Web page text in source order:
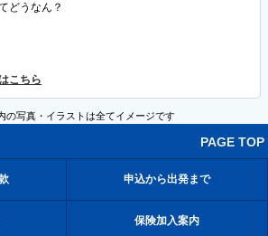
どうなん？
こちら
PAGE TOP
の写真・イラストは全てイメージです
申込から出発まで
保険加入案内